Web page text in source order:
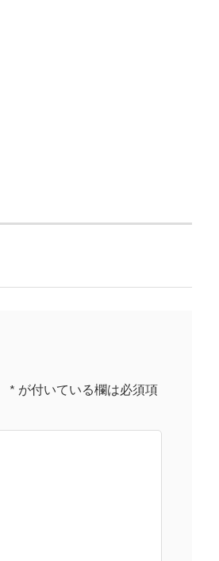
* が付いている欄は必須項